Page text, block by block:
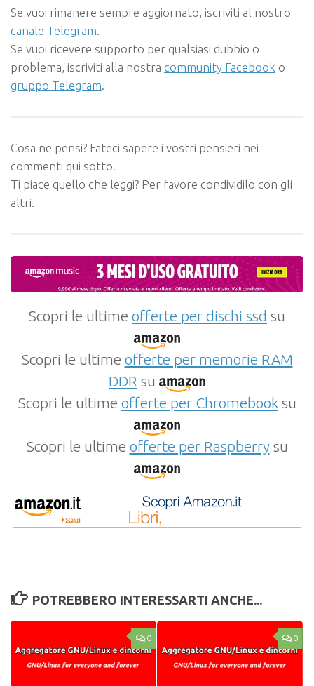
Se vuoi rimanere sempre aggiornato, iscriviti al nostro
canale Telegram.
Se vuoi ricevere supporto per qualsiasi dubbio o
problema, iscriviti alla nostra community Facebook o
gruppo Telegram.
Cosa ne pensi? Fateci sapere i vostri pensieri nei
commenti qui sotto.
Ti piace quello che leggi? Per favore condividilo con gli
altri.
Scopri le ultime offerte per dischi ssd su
Scopri le ultime offerte per memorie RAM
DDR su
Scopri le ultime offerte per Chromebooksu
Scopri le ultime offerte per Raspberrysu
POTREBBERO INTERESSARTI ANCHE...
0 0